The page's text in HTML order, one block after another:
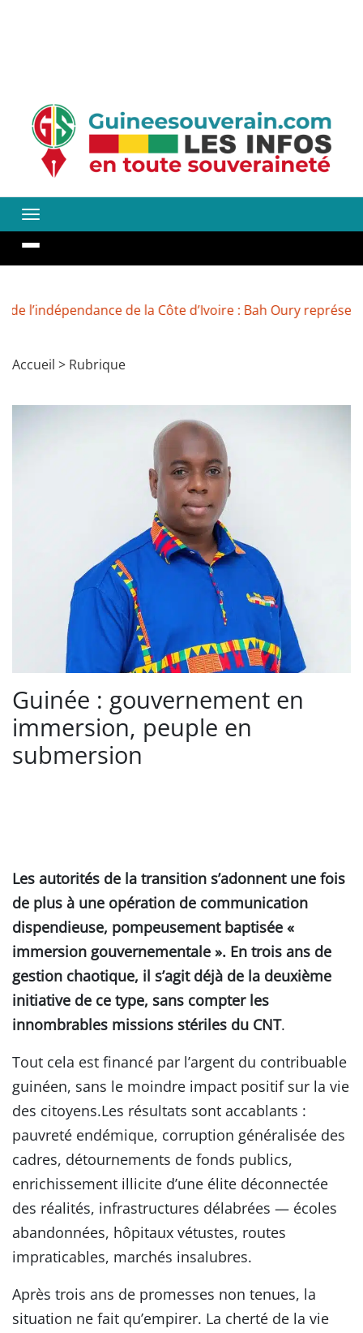
de la Côte d’Ivoire : Bah Oury représente
Accueil > Rubrique
Guinée : gouvernement en
immersion, peuple en
submersion
Les autorités de la transition s’adonnent une fois
de plus à une opération de communication
dispendieuse, pompeusement baptisée «
immersion gouvernementale ». En trois ans de
gestion chaotique, il s’agit déjà de la deuxième
initiative de ce type, sans compter les
innombrables missions stériles du CNT.
Tout cela est financé par l’argent du contribuable
guinéen, sans le moindre impact positif sur la vie
des citoyens.Les résultats sont accablants :
pauvreté endémique, corruption généralisée des
cadres, détournements de fonds publics,
enrichissement illicite d’une élite déconnectée
des réalités, infrastructures délabrées — écoles
abandonnées, hôpitaux vétustes, routes
impraticables, marchés insalubres.
Après trois ans de promesses non tenues, la
situation ne fait qu’empirer. La cherté de la vie